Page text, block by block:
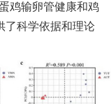
鸡输卵管健康和鸡
了科学依据和理论